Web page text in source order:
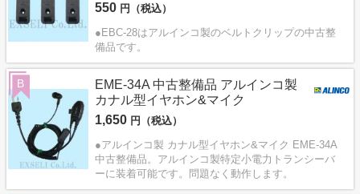
550 円（税込）
●EBC-28はアルインコ製のベルトクリップの中古整
備品です。
EME-34A 中古整備品 アルインコ製
カナル型イヤホン&マイク
1,650 円（税込）
●アルインコ製 カナル型イヤホン&マイク EME-34A
中古整備品。アルインコ製特定小電力トランシーバ
ーに装着可能です。問題なく動作します。
B